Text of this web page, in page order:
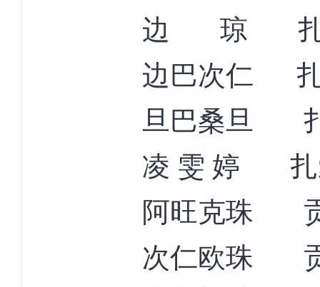
边
琼
边巴次仁
旦巴桑旦
凌 雯 婷
阿旺克珠
次仁欧珠